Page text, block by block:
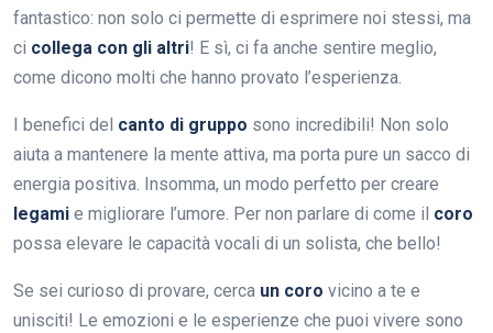
fantastico: non solo ci permette di esprimere noi stessi, ma
ci collega con gli altri! E sì, ci fa anche sentire meglio,
come dicono molti che hanno provato l’esperienza.
I benefici del canto di gruppo sono incredibili! Non solo
aiuta a mantenere la mente attiva, ma porta pure un sacco di
energia positiva. Insomma, un modo perfetto per creare
legami e migliorare l’umore. Per non parlare di come il coro
possa elevare le capacità vocali di un solista, che bello!
Se sei curioso di provare, cerca un coro vicino a te e
unisciti! Le emozioni e le esperienze che puoi vivere sono